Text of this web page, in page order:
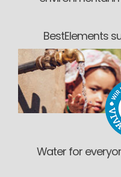
BestElements
Water for